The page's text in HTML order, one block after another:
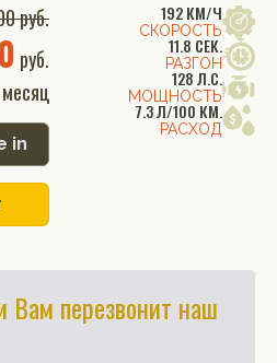
192 КМ/Ч
СКОРОСТЬ
11.8 СЕК.
РАЗГОН
128 Л.С.
МОЩНОСТЬ
7.3 Л/100 КМ.
РАСХОД
руб.
руб.
in
Вам перезвонит наш